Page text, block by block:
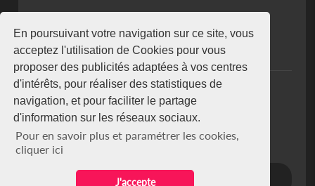
En poursuivant votre navigation sur ce site, vous
acceptez l'utilisation de Cookies pour vous
proposer des publicités adaptées à vos centres
d'intérêts, pour réaliser des statistiques de
navigation, et pour faciliter le partage
d'information sur les réseaux sociaux.
Pour en savoir plus et paramétrer les cookies,
cliquer ici
J'accepte
koaci@yahoo.fr
+225 07 08 85 52 93
NEWSLETTER
Restez connecté via notre newsletter
S'abonner
Se désabonner